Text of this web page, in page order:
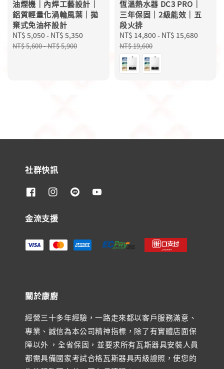
油煙機｜內焊工藝設計｜
鋁質輕量化渦輪風葉｜拋
棄式免油杯設計
Sale
price
NT$ 5,050 - NT$ 5,350
NT$ 5,600-NT$ 5,900
恆溫熱水器 DC3 PRO｜
三年保固｜2級能效｜五
段火排
Sale
price
NT$ 14,800 - NT$ 15,680
NT$ 19,600
社群快訊
金流支援
關於康廚
經營三十多年經驗，一路走來都以客戶服務滿意、
專業、誠信為本公司精神指標，除了有實體店面保
障以外 ，全省保固，並要求所有瓦斯器具安裝人員
都需具備國家考試合格瓦斯器具丙級證照，使您的